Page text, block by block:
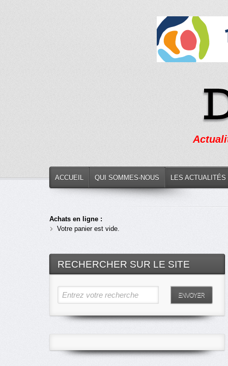
ACCUEIL QUI SOMMES-NOUS LES ACTUALITÉS
Achats en ligne :
Votre panier est vide.
RECHERCHER SUR LE SITE
Entrez votre recherche ENVOYER